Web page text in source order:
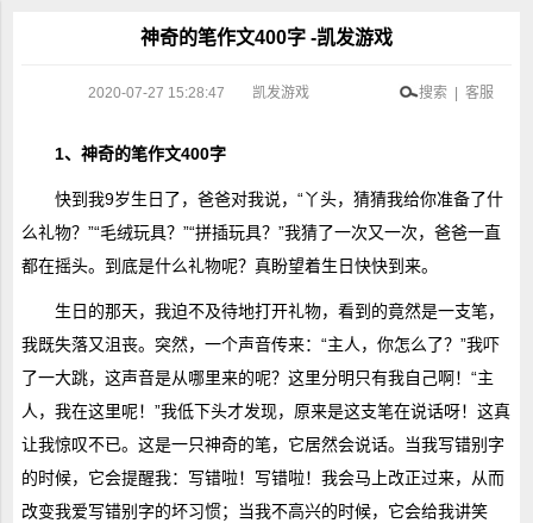
神奇的笔作文400字 -凯发游戏
2020-07-27 15:28:47 凯发游戏 搜索 | 客服
1、神奇的笔作文400字
快到我9岁生日了，爸爸对我说，“丫头，猜猜我给你准备了什
么礼物？”“毛绒玩具？”“拼插玩具？”我猜了一次又一次，爸爸一直
都在摇头。到底是什么礼物呢？真盼望着生日快快到来。
生日的那天，我迫不及待地打开礼物，看到的竟然是一支笔，
我既失落又沮丧。突然，一个声音传来：“主人，你怎么了？”我吓
了一大跳，这声音是从哪里来的呢？这里分明只有我自己啊！“主
人，我在这里呢！”我低下头才发现，原来是这支笔在说话呀！这真
让我惊叹不已。这是一只神奇的笔，它居然会说话。当我写错别字
的时候，它会提醒我：写错啦！写错啦！我会马上改正过来，从而
改变我爱写错别字的坏习惯；当我不高兴的时候，它会给我讲笑